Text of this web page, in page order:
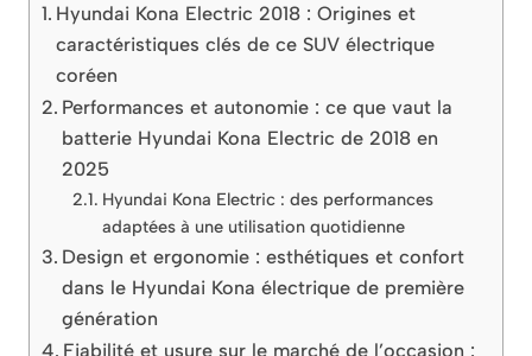
Hyundai Kona Electric 2018 : Origines et
caractéristiques clés de ce SUV électrique
coréen
Performances et autonomie : ce que vaut la
batterie Hyundai Kona Electric de 2018 en
2025
Hyundai Kona Electric : des performances
adaptées à une utilisation quotidienne
Design et ergonomie : esthétiques et confort
dans le Hyundai Kona électrique de première
génération
Fiabilité et usure sur le marché de l’occasion :